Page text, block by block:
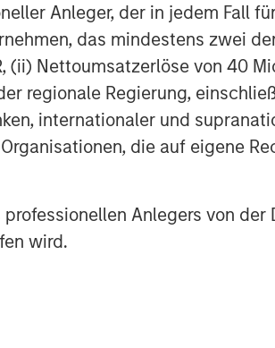
Anleger, der in jedem Fall
das mindestens zwei
(ii) Nettoumsatzerlöse von 40
regionale Regierung,
internationaler und
die auf eigene
Anlegers von
wird.
the team at Carlyle as we build on
partnership with MSCP,” said John
evolved significantly over the past
quality product offering, increased
and intense focus on
for products that help pet parents
of Carlyle’s long-term global